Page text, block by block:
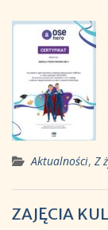
Aktualności, Z
ZAJĘCIA